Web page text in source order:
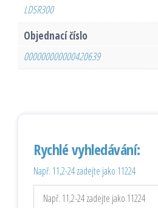
LDSR300
Objednací číslo
000000000000420639
Rychlé vyhledávání:
Např. 11,2-24 zadejte jako 11224